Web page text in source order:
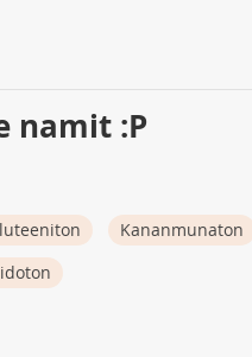
namit :P
Kananmunaton